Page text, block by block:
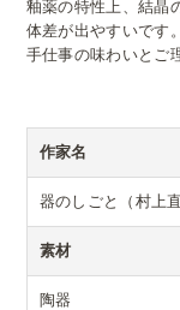
釉薬の特性上、結晶
体差が出やすいです。
手仕事の味わいとご
作家名
器のしごと（村上
素材
陶器